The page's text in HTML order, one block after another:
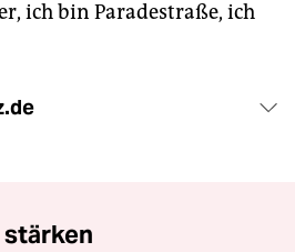
ich bin Paradestraße, ich